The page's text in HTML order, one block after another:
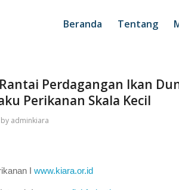
Beranda Tentang
Perdagangan Ikan
Perikanan Skala Kecil
by adminkiara
I www.kiara.or.id